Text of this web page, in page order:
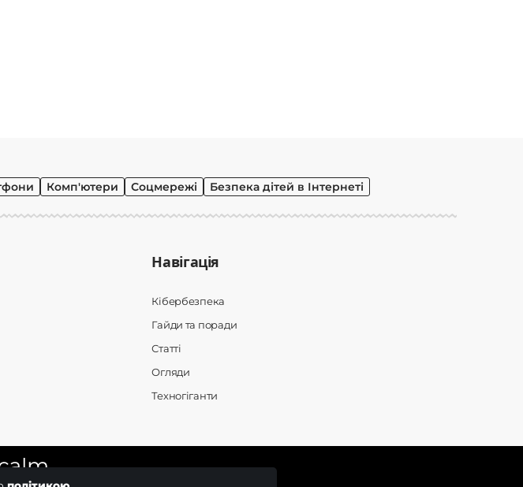
Комп'ютери Соцмережі Безпека дітей в Інтернеті
Навігація
Кібербезпека
Гайди та поради
Статті
Огляди
Техногіганти